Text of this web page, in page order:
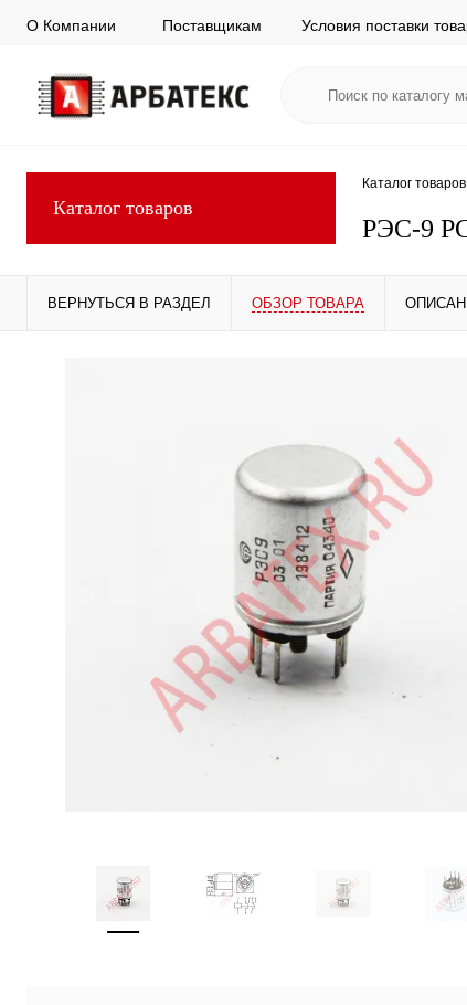
О Компании Поставщикам Условия поставки
Каталог товаров
Каталог товаров
РЭС-9
ВЕРНУТЬСЯ В РАЗДЕЛ ОБЗОР ТОВАРА